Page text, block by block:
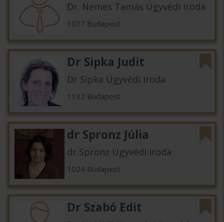
Dr. Nemes Tamás Ügyvédi Iroda
1077 Budapest
Dr Sipka Judit
Dr Sipka Ügyvédi Iroda
1132 Budapest
dr Spronz Júlia
dr Spronz Ügyvédi Iroda
1024 Budapest
Dr Szabó Edit